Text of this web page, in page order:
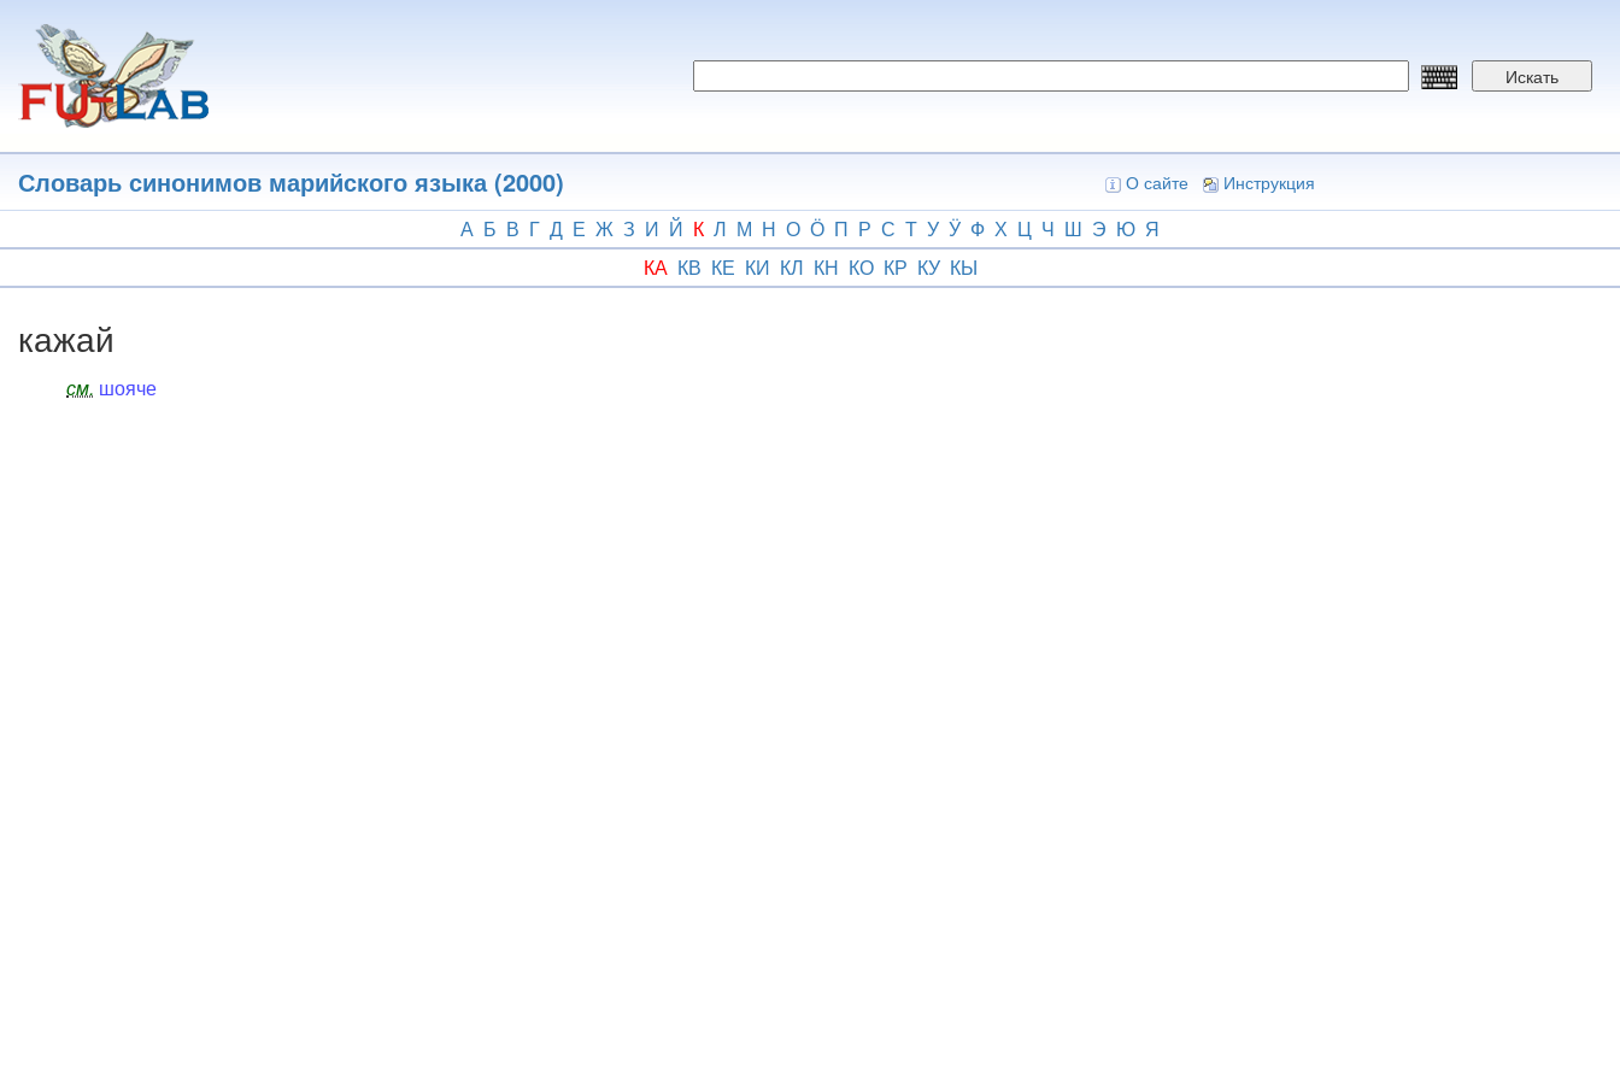
основному
содержанию
Искать
Словарь синонимов марийского языка (2000) О сайте Инструкция
А Б В Г Д Е Ж З И Й К Л М Н О Ӧ П Р С Т У Ӱ Ф Х Ц Ч Ш Э Ю Я
КА КВ КЕ КИ КЛ КН КО КР КУ КЫ
кажай
см. шояче